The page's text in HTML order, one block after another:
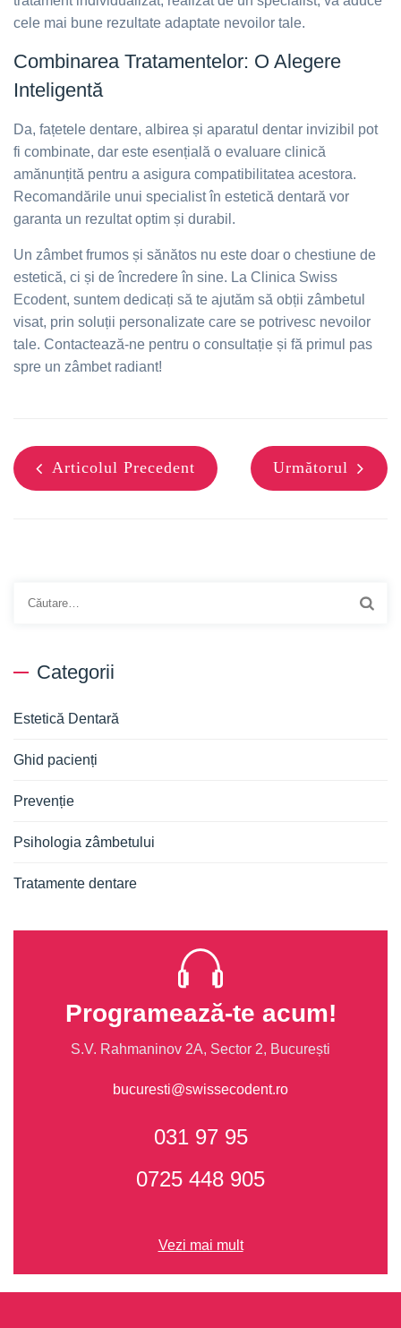
cele mai bune rezultate adaptate nevoilor tale.
Combinarea Tratamentelor: O Alegere
Inteligentă
Da, fațetele dentare, albirea și aparatul dentar invizibil pot
fi combinate, dar este esențială o evaluare clinică
amănunțită pentru a asigura compatibilitatea acestora.
Recomandările unui specialist în estetică dentară vor
garanta un rezultat optim și durabil.
Un zâmbet frumos și sănătos nu este doar o chestiune de
estetică, ci și de încredere în sine. La Clinica Swiss
Ecodent, suntem dedicați să te ajutăm să obții zâmbetul
visat, prin soluții personalizate care se potrivesc nevoilor
tale. Contactează-ne pentru o consultație și fă primul pas
spre un zâmbet radiant!
Articolul Precedent Următorul
Categorii
Estetică Dentară
Ghid pacienți
Prevenție
Psihologia zâmbetului
Tratamente dentare
Programează-te acum!
S.V. Rahmaninov 2A, Sector 2, București
bucuresti@swissecodent.ro
031 97 95
0725 448 905
Vezi mai mult